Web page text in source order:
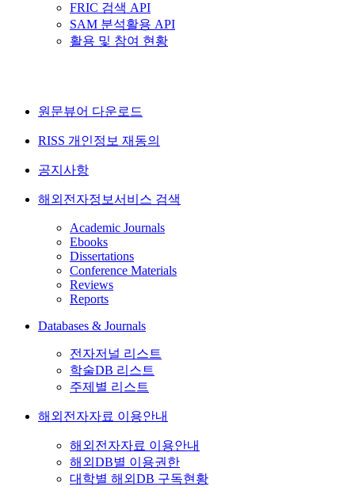
FRIC 검색 API
SAM 분석활용 API
활용 및 참여 현황
원문뷰어 다운로드
RISS 개인정보 재동의
공지사항
해외전자정보서비스 검색
Academic Journals
Ebooks
Dissertations
Conference Materials
Reviews
Reports
Databases & Journals
전자저널 리스트
학술DB 리스트
주제별 리스트
해외전자자료 이용안내
해외전자자료 이용안내
해외DB별 이용권한
대학별 해외DB 구독현황